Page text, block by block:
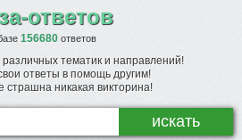
ответов
156680ответов
тематик и направлений!
ответы в помощь другим!
страшна никакая викторина!